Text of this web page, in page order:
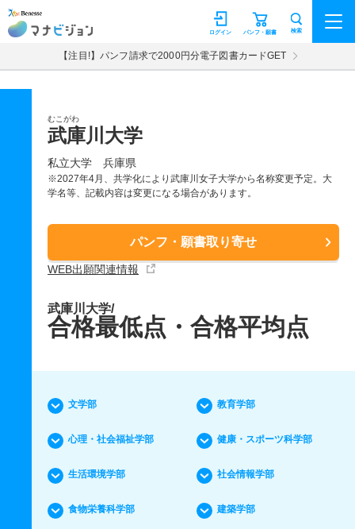
マナビジョン パンフ・願書
ログイン 検索
【注目!】パンフ請求で2000円分電子図書カードGET
むこがわ
武庫川大学
私立大学 兵庫県
※2027年4月、共学化により武庫川女子大学から名称変更予定。大
学名等、記載内容は変更になる場合があります。
パンフ・願書取り寄せ
WEB出願関連情報
武庫川大学/
合格最低点・合格平均点
文学部 教育学部
心理・社会福祉学部 健康・スポーツ科学部
生活環境学部 社会情報学部
食物栄養科学部 建築学部